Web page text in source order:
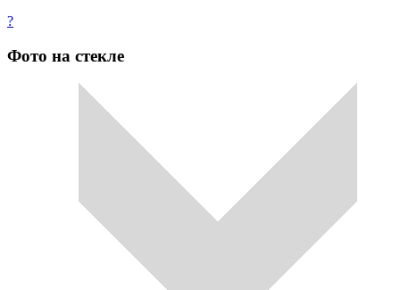
?
Фото на стекле